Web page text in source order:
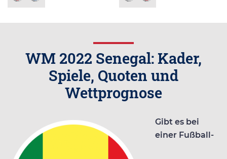
WM 2022 Senegal: Kader,
Spiele, Quoten und
Wettprognose
Gibt es bei
einer Fußball-